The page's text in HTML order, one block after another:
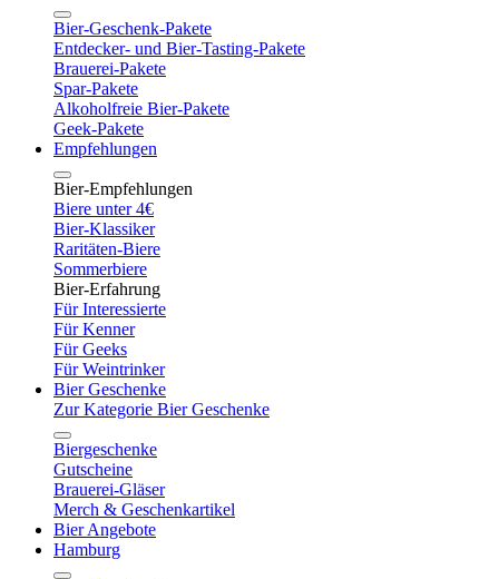
Bier-Geschenk-Pakete
Entdecker- und Bier-Tasting-Pakete
Brauerei-Pakete
Spar-Pakete
Alkoholfreie Bier-Pakete
Geek-Pakete
Empfehlungen
Bier-Empfehlungen
Biere unter 4€
Bier-Klassiker
Raritäten-Biere
Sommerbiere
Bier-Erfahrung
Für Interessierte
Für Kenner
Für Geeks
Für Weintrinker
Bier Geschenke
Zur Kategorie Bier Geschenke
Biergeschenke
Gutscheine
Brauerei-Gläser
Merch & Geschenkartikel
Bier Angebote
Hamburg